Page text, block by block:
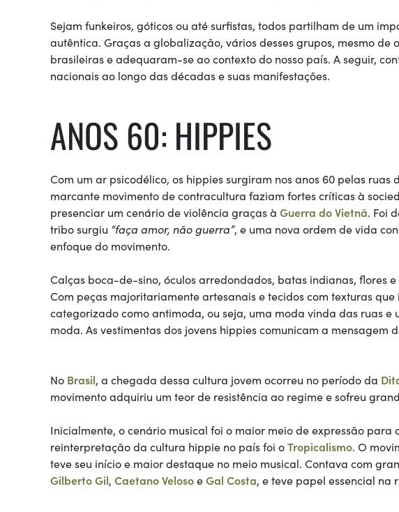
Sejam funkeiros, góticos ou até surfistas, todos partilham de um
autêntica. Graças a globalização, vários desses grupos, mesmo
brasileiras e adequaram-se ao contexto do nosso país. A seguir,
nacionais ao longo das décadas e suas manifestações.
ANOS 60: HIPPIES
Com um ar psicodélico, os hippies surgiram nos anos 60 pelas ruas
marcante movimento de contracultura faziam fortes críticas à
presenciar um cenário de violência graças à Guerra do Vietnã. Foi
tribo surgiu “faça amor, não guerra”, e uma nova ordem de vida
enfoque do movimento.
Calças boca-de-sino, óculos arredondados, batas indianas, flores
Com peças majoritariamente artesanais e tecidos com texturas
categorizado como antimoda, ou seja, uma moda vinda das ruas
moda. As vestimentas dos jovens hippies comunicam a mensagem
No Brasil, a chegada dessa cultura jovem ocorreu no período da
movimento adquiriu um teor de resistência ao regime e sofreu
Inicialmente, o cenário musical foi o maior meio de expressão para
reinterpretação da cultura hippie no país foi oTropicalismo.O
teve seu início e maior destaque no meio musical. Contava com
Gilberto Gil, Caetano VelosoeGal Costa, e teve papel essencial